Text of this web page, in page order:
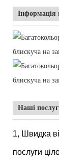
Наші
1, Швидка
послуги